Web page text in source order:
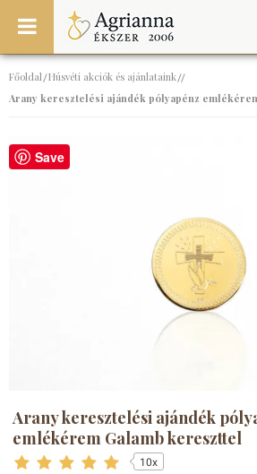
Főoldal/Húsvéti akciók és ajánlataink//
Arany keresztelési ajándék pólyapénz
Save
Arany keresztelési ajándék
emlékérem Galamb kereszttel
10x